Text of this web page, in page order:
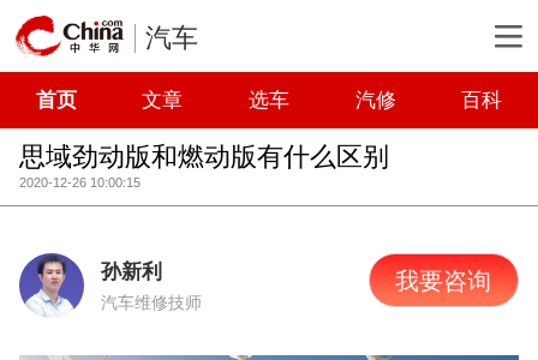
汽车
首页 文章 选车 汽修 百科
思域劲动版和燃动版有什么区别
2020-12-26 10:00:15
孙新利
汽车维修技师
我要咨询